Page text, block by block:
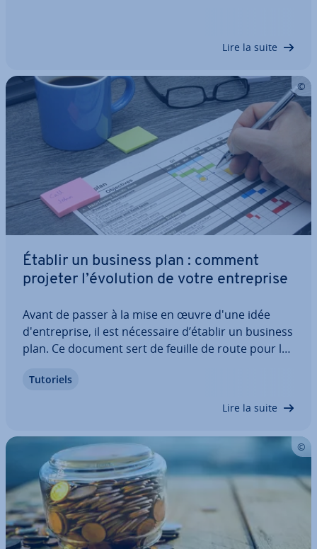
Lire la suite
Établir un business plan : comment
projeter l’évolution de votre en­tre­prise
Avant de passer à la mise en œuvre d'une idée
d'en­tre­prise, il est né­ces­saire d’établir un business
plan. Ce document sert de feuille de route pour le
nentes con­cer­nant la pla­ni­fi­ca­tion, la stratégie et
Tutoriels
Lire la suite